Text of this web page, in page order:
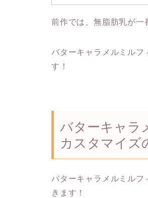
前作では、無脂肪乳が一
バターキャラメルミルフ
す！
バターキャラ
カスタマイズ
バターキャラメルミルフ
きます！